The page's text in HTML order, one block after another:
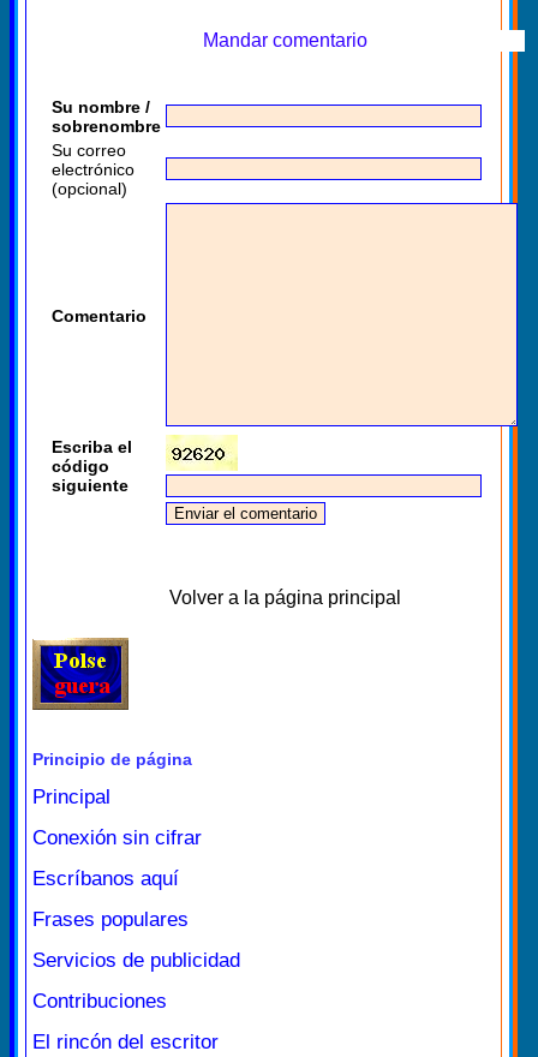
Mandar comentario
Su nombre /
sobrenombre
Su correo
electrónico
(opcional)
Comentario
Escriba el
código
siguiente
Volver a la página principal
Principio de página
Principal
Conexión sin cifrar
Escríbanos aquí
Frases populares
Servicios de publicidad
Contribuciones
El rincón del escritor